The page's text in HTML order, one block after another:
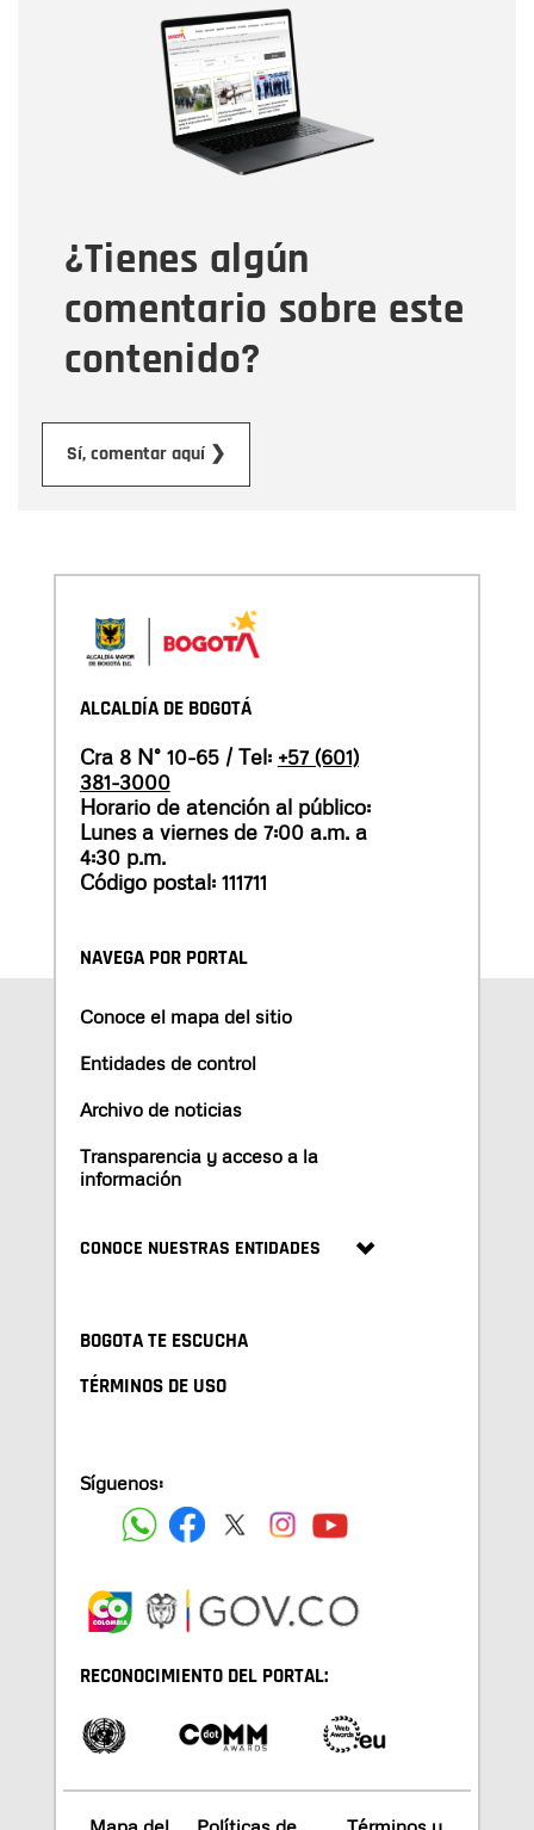
¿Tienes algún
comentario sobre este
contenido?
Sí, comentar aquí ❯
Correo electrónico
Tipo de comentario
Mensaje
ALCALDÍA DE BOGOTÁ
Cra 8 N° 10-65 / Tel: +57 (601)
381-3000
Horario de atención al público:
Lunes a viernes de 7:00 a.m. a
4:30 p.m.
Código postal: 111711
NAVEGA POR PORTAL
Conoce el mapa del sitio
Entidades de control
Archivo de noticias
Transparencia y acceso a la
información
CONOCE NUESTRAS ENTIDADES
BOGOTA TE ESCUCHA
TÉRMINOS DE USO
Síguenos:
RECONOCIMIENTO DEL PORTAL: